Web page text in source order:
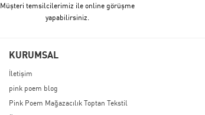
Müşteri temsilcilerimiz ile online görüşme
yapabilirsiniz.
KURUMSAL
İletişim
pink poem blog
Pink Poem Mağazacılık Toptan Tekstil